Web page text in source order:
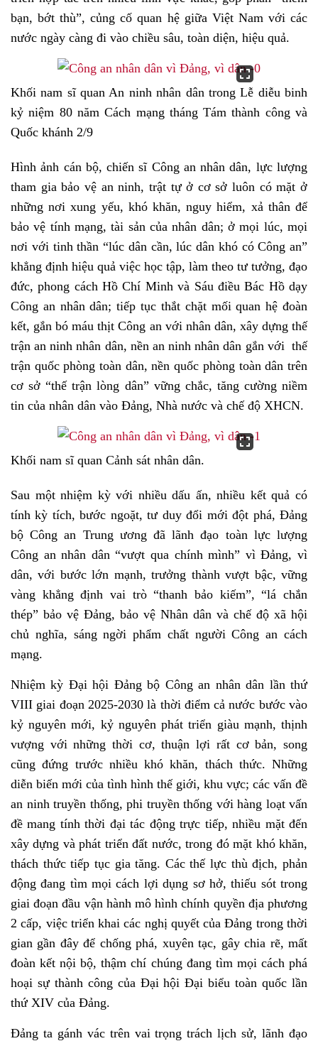
bạn, bớt thù”, củng cố quan hệ giữa Việt Nam với các
nước ngày càng đi vào chiều sâu, toàn diện, hiệu quả.
Khối nam sĩ quan An ninh nhân dân trong Lễ diễu binh
kỷ niệm 80 năm Cách mạng tháng Tám thành công và
Quốc khánh 2/9
Hình ảnh cán bộ, chiến sĩ Công an nhân dân, lực lượng
tham gia bảo vệ an ninh, trật tự ở cơ sở luôn có mặt ở
những nơi xung yếu, khó khăn, nguy hiểm, xả thân để
bảo vệ tính mạng, tài sản của nhân dân; ở mọi lúc, mọi
nơi với tinh thần “lúc dân cần, lúc dân khó có Công an”
khẳng định hiệu quả việc học tập, làm theo tư tưởng, đạo
đức, phong cách Hồ Chí Minh và Sáu điều Bác Hồ dạy
Công an nhân dân; tiếp tục thắt chặt mối quan hệ đoàn
kết, gắn bó máu thịt Công an với nhân dân, xây dựng thế
trận an ninh nhân dân, nền an ninh nhân dân gắn với thế
trận quốc phòng toàn dân, nền quốc phòng toàn dân trên
cơ sở “thế trận lòng dân” vững chắc, tăng cường niềm
tin của nhân dân vào Đảng, Nhà nước và chế độ XHCN.
Khối nam sĩ quan Cảnh sát nhân dân.
Sau một nhiệm kỳ với nhiều dấu ấn, nhiều kết quả có
tính kỳ tích, bước ngoặt, tư duy đổi mới đột phá, Đảng
bộ Công an Trung ương đã lãnh đạo toàn lực lượng
Công an nhân dân “vượt qua chính mình” vì Đảng, vì
dân, với bước lớn mạnh, trưởng thành vượt bậc, vững
vàng khẳng định vai trò “thanh bảo kiếm”, “lá chắn
thép” bảo vệ Đảng, bảo vệ Nhân dân và chế độ xã hội
chủ nghĩa, sáng ngời phẩm chất người Công an cách
mạng.
Nhiệm kỳ Đại hội Đảng bộ Công an nhân dân lần thứ
VIII giai đoạn 2025-2030 là thời điểm cả nước bước vào
kỷ nguyên mới, kỷ nguyên phát triển giàu mạnh, thịnh
vượng với những thời cơ, thuận lợi rất cơ bản, song
cũng đứng trước nhiều khó khăn, thách thức. Những
diễn biến mới của tình hình thế giới, khu vực; các vấn đề
an ninh truyền thống, phi truyền thống với hàng loạt vấn
đề mang tính thời đại tác động trực tiếp, nhiều mặt đến
xây dựng và phát triển đất nước, trong đó mặt khó khăn,
thách thức tiếp tục gia tăng. Các thế lực thù địch, phản
động đang tìm mọi cách lợi dụng sơ hở, thiếu sót trong
giai đoạn đầu vận hành mô hình chính quyền địa phương
2 cấp, việc triển khai các nghị quyết của Đảng trong thời
gian gần đây để chống phá, xuyên tạc, gây chia rẽ, mất
đoàn kết nội bộ, thậm chí chúng đang tìm mọi cách phá
hoại sự thành công của Đại hội Đại biểu toàn quốc lần
thứ XIV của Đảng.
Đảng ta gánh vác trên vai trọng trách lịch sử, lãnh đạo